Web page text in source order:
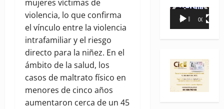
mujeres víctimas de
violencia, lo que confirma
el vínculo entre la violencia
intrafamiliar y el riesgo
directo para la niñez. En el
ámbito de la salud, los
casos de maltrato físico en
menores de cinco años
aumentaron cerca de un 45
Reproductor
00:00 00:35